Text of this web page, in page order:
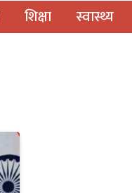
शिक्षा स्वास्थ्य